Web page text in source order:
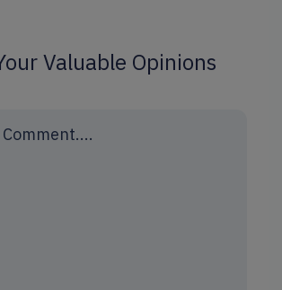
Valuable Opinions